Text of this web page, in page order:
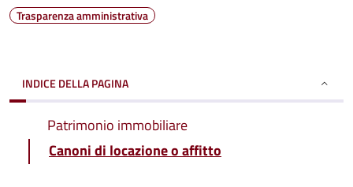
Trasparenza amministrativa
INDICE DELLA PAGINA
Patrimonio immobiliare
Canoni di locazione o affitto